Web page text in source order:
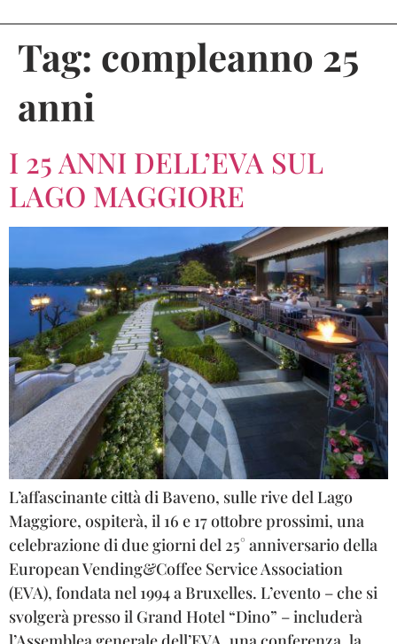
Tag: compleanno 25
anni
I 25 ANNI DELL’EVA SUL
LAGO MAGGIORE
L’affascinante città di Baveno, sulle rive del Lago
Maggiore, ospiterà, il 16 e 17 ottobre prossimi, una
celebrazione di due giorni del 25° anniversario della
European Vending&Coffee Service Association
(EVA), fondata nel 1994 a Bruxelles. L’evento – che si
svolgerà presso il Grand Hotel “Dino” – includerà